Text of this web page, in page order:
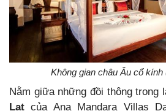
Không gian châu Âu cổ
Nằm giữa những đồi thông trong
Lạt của Ana Mandara Villas